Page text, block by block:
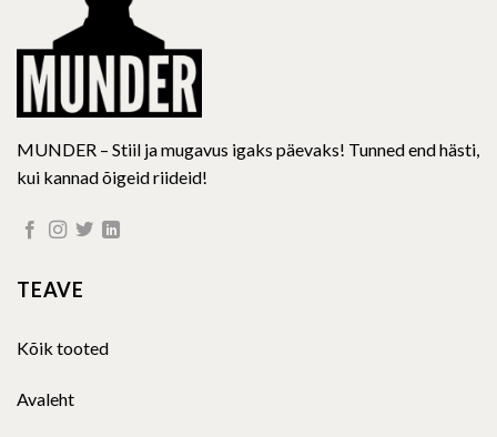
the
product
page
MUNDER – Stiil ja mugavus igaks päevaks! Tunned end hästi,
kui kannad õigeid riideid!
TEAVE
Kõik tooted
Avaleht